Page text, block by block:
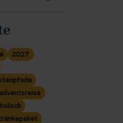
2027
adventsreise